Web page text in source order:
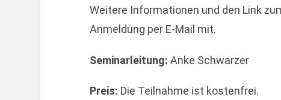
Weitere Informationen und den Link
Anmeldung per E-Mail mit.
Seminarleitung: Anke Schwarzer
Preis: Die Teilnahme ist kostenfrei.